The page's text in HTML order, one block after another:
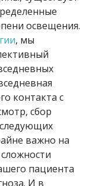
освещения.
, мы
контакта с
сбор
важно на
пациента
И в